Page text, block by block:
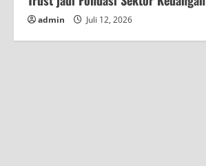
gadmin Juli 12, 2026